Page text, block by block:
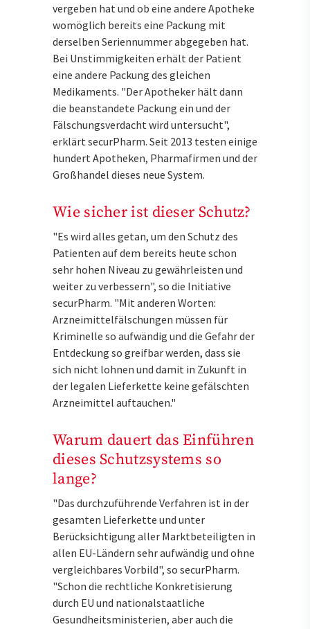
vergeben hat und ob eine andere Apotheke
womöglich bereits eine Packung mit
derselben Seriennummer abgegeben hat.
Bei Unstimmigkeiten erhält der Patient
eine andere Packung des gleichen
Medikaments. "Der Apotheker hält dann
die beanstandete Packung ein und der
Fälschungsverdacht wird untersucht",
erklärt securPharm. Seit 2013 testen einige
hundert Apotheken, Pharmafirmen und der
Großhandel dieses neue System.
Wie sicher ist dieser Schutz?
"Es wird alles getan, um den Schutz des
Patienten auf dem bereits heute schon
sehr hohen Niveau zu gewährleisten und
weiter zu verbessern", so die Initiative
securPharm. "Mit anderen Worten:
Arzneimittelfälschungen müssen für
Kriminelle so aufwändig und die Gefahr der
Entdeckung so greifbar werden, dass sie
sich nicht lohnen und damit in Zukunft in
der legalen Lieferkette keine gefälschten
Arzneimittel auftauchen."
Warum dauert das Einführen
dieses Schutzsystems so
lange?
"Das durchzuführende Verfahren ist in der
gesamten Lieferkette und unter
Berücksichtigung aller Marktbeteiligten in
allen EU-Ländern sehr aufwändig und ohne
vergleichbares Vorbild", so securPharm.
"Schon die rechtliche Konkretisierung
durch EU und nationalstaatliche
Gesundheitsministerien, aber auch die